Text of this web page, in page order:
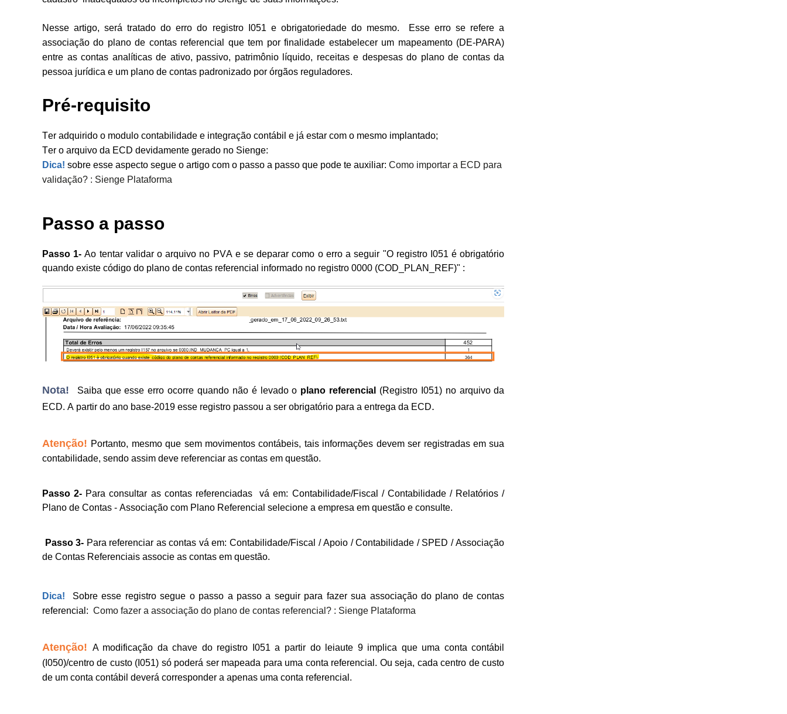
Nesse artigo, será tratado do erro do registro I051 e obrigatoriedade do mesmo. Esse erro se refere a
associação do plano de contas referencial que tem por finalidade estabelecer um mapeamento (DE-PARA)
entre as contas analíticas de ativo, passivo, patrimônio líquido, receitas e despesas do plano de contas da
pessoa jurídica e um plano de contas padronizado por órgãos reguladores.
Pré-requisito
Ter adquirido o modulo contabilidade e integração contábil e já estar com o mesmo implantado;
Ter o arquivo da ECD devidamente gerado no Sienge:
Dica! sobre esse aspecto segue o artigo com o passo a passo que pode te auxiliar: Como importar a ECD para
validação? : Sienge Plataforma
Passo a passo
Passo 1-Ao tentar validar o arquivo no PVA e se deparar como o erro a seguir "O registro I051 é obrigatório
quando existe código do plano de contas referencial informado no registro 0000 (COD_PLAN_REF)" :
Nota! Saiba que esse erro ocorre quando não é levado o plano referencial
(Registro I051) no arquivo da
ECD. A partir do ano base-2019 esse registro passou a ser obrigatório para a entrega da ECD.
Atenção! Portanto, mesmo que sem movimentos contábeis, tais informações devem ser registradas em sua
contabilidade, sendo assim deve referenciar as contas em questão.
Passo 2- Para consultar as contas referenciadas vá em: Contabilidade/Fiscal / Contabilidade / Relatórios /
Plano de Contas - Associação com Plano Referencial selecione a empresa em questão e consulte.
Passo 3- Para referenciar as contas vá em: Contabilidade/Fiscal / Apoio / Contabilidade / SPED / Associação
de Contas Referenciais associe as contas em questão.
Dica!
Sobre esse registro segue o passo a passo a seguir para fazer sua associação do plano de contas
referencial: Como fazer a associação do plano de contas referencial? : Sienge Plataforma
Atenção! A modificação da chave do registro I051 a partir do leiaute 9 implica que uma conta contábil
(I050)/centro de custo (I051) só poderá ser mapeada para uma conta referencial. Ou seja, cada centro de custo
de um conta contábil deverá corresponder a apenas uma conta referencial.